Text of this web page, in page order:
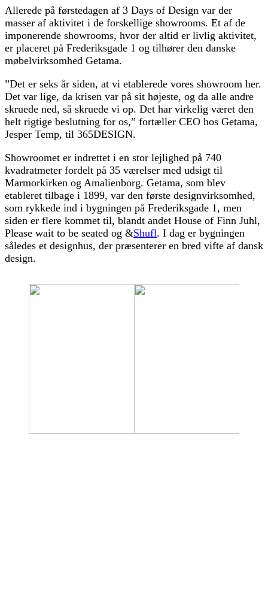
Allerede på førstedagen af 3 Days of Design var der
masser af aktivitet i de forskellige showrooms. Et af de
imponerende showrooms, hvor der altid er livlig aktivitet,
er placeret på Frederiksgade 1 og tilhører den danske
møbelvirksomhed Getama.
”Det er seks år siden, at vi etablerede vores showroom her.
Det var lige, da krisen var på sit højeste, og da alle andre
skruede ned, så skruede vi op. Det har virkelig været den
helt rigtige beslutning for os,” fortæller CEO hos Getama,
Jesper Temp, til 365DESIGN.
Showroomet er indrettet i en stor lejlighed på 740
kvadratmeter fordelt på 35 værelser med udsigt til
Marmorkirken og Amalienborg. Getama, som blev
etableret tilbage i 1899, var den første designvirksomhed,
som rykkede ind i bygningen på Frederiksgade 1, men
siden er flere kommet til, blandt andet House of Finn Juhl,
Please wait to be seated og &Shufl. I dag er bygningen
således et designhus, der præsenterer en bred vifte af dansk
design.